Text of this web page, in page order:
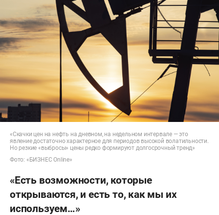
«Скачки цен на нефть на дневном, на недельном интервале — это
явление достаточно характерное для периодов высокой волатильности.
Но резкие «выбросы» цены редко формируют долгосрочный тренд»
Фото: «БИЗНЕС Online»
«Есть возможности, которые
открываются, и есть то, как мы их
используем…»